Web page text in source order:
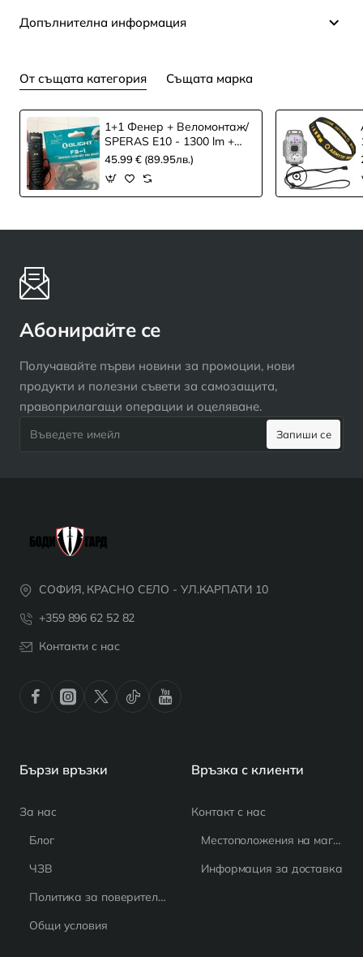
Допълнителна информация
От същата категория Същата марка
1+1 Фенер + Веломонтаж/
SPERAS E10 - 1300 lm +
Велосипеден крепеж
Olight FB-1
45.99 € (89.95лв.)
Абонирайте се
Получавайте първи новини за промоции, нови
продукти и полезни съвети за самозащита,
правоприлагащи операции и оцеляване.
имейл
Запиши се
СОФИЯ, КРАСНО СЕЛО - УЛ.КАРПАТИ 10
+359 896 62 52 82
Контакти с нас
Бързи връзки
За нас
Блог
ЧЗВ
Политика за поверителност
Общи условия
Връзка с клиенти
Контакт с нас
Местоположения на магазина
Информация за доставка